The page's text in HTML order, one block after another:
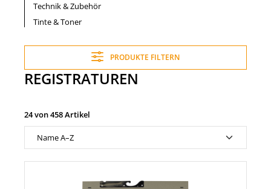
Technik & Zubehör
Tinte & Toner
PRODUKTE FILTERN
REGISTRATUREN
24 von 458 Artikel